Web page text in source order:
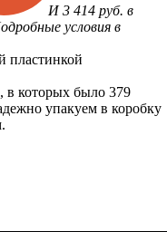
И 3 414 руб. в
условия в
пластинкой
в которых было 379
упакуем в коробку